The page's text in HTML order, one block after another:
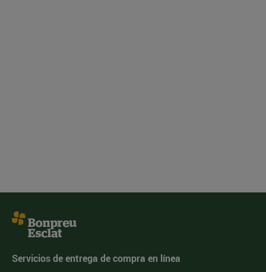
Servicios de entrega de compra en línea